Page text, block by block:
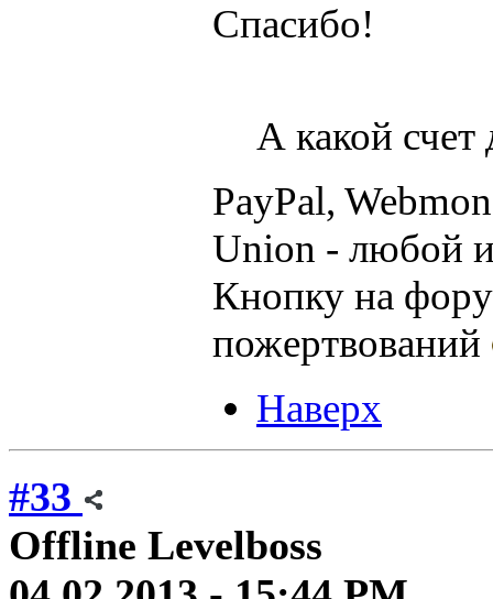
Спасибо!
А какой счет
PayPal,
Union - любой
Кнопку на
пожертвований
Наверх
#33
Offline Levelboss